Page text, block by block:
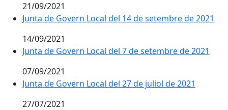
21/09/2021
Junta de Govern Local del 14 de setembre de 2021
14/09/2021
Junta de Govern Local del 7 de setembre de 2021
07/09/2021
Junta de Govern Local del 27 de juliol de 2021
27/07/2021